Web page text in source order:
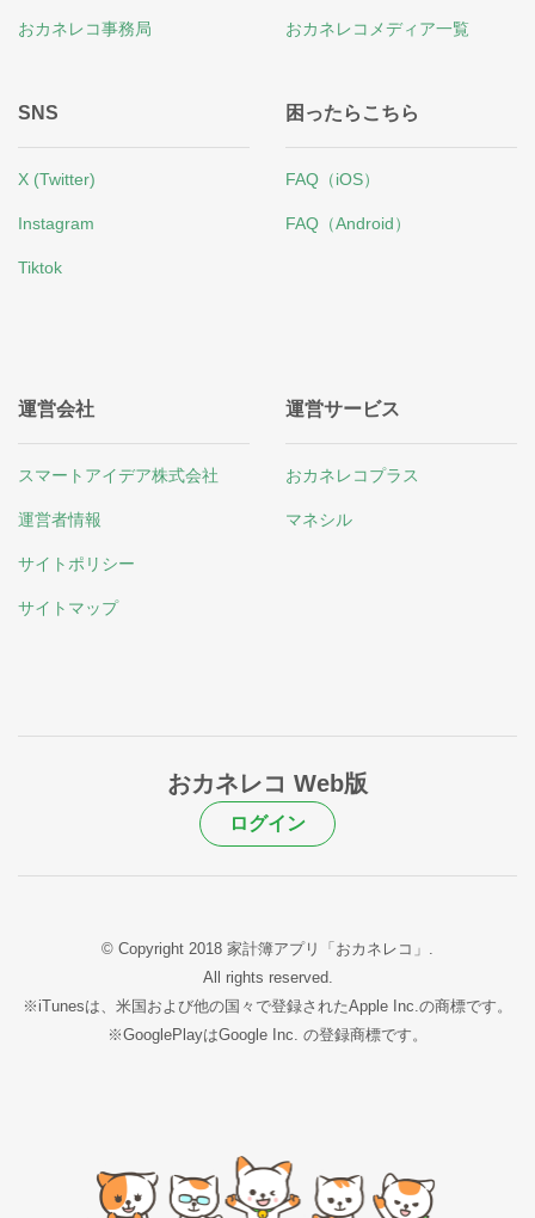
おカネレコ事務局 おカネレコメディア一覧
SNS
X (Twitter)
Instagram
Tiktok
困ったらこちら
FAQ（iOS）
FAQ（Android）
運営会社
スマートアイデア株式会社
運営者情報
サイトポリシー
サイトマップ
運営サービス
おカネレコプラス
マネシル
おカネレコ Web版
ログイン
© Copyright 2018 家計簿アプリ「おカネレコ」.
All rights reserved.
※iTunesは、米国および他の国々で登録されたApple Inc.の商標です。
※GooglePlayはGoogle Inc. の登録商標です。